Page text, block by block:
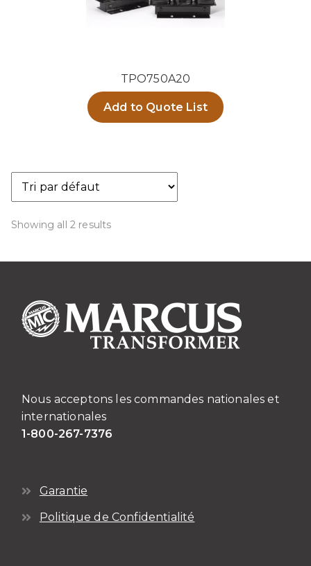
TPO750A20
Add to Quote List
Showing all 2 results
Nous acceptons les commandes nationales et
internationales
1-800-267-7376
Garantie
Politique de Confidentialité